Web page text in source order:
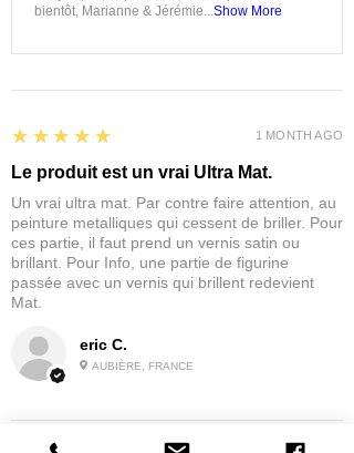
bientôt, Marianne & Jérémie...Show More
eric C.
AUBIÈRE, FRANCE
5
★★★★★
Le produit est un vrai Ultra Mat.
Un vrai ultra mat. Par contre faire attention, au
peinture metalliques qui cessent de briller. Pour
ces partie, il faut prend un vernis satin ou
brillant. Pour Info, une partie de figurine
passée avec un vernis qui brillent redevient
Mat.
1 MONTH AGO